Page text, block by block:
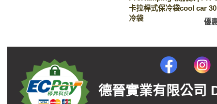
卡拉桿式保冷袋cool car
冷袋
優
德晉實業有限公